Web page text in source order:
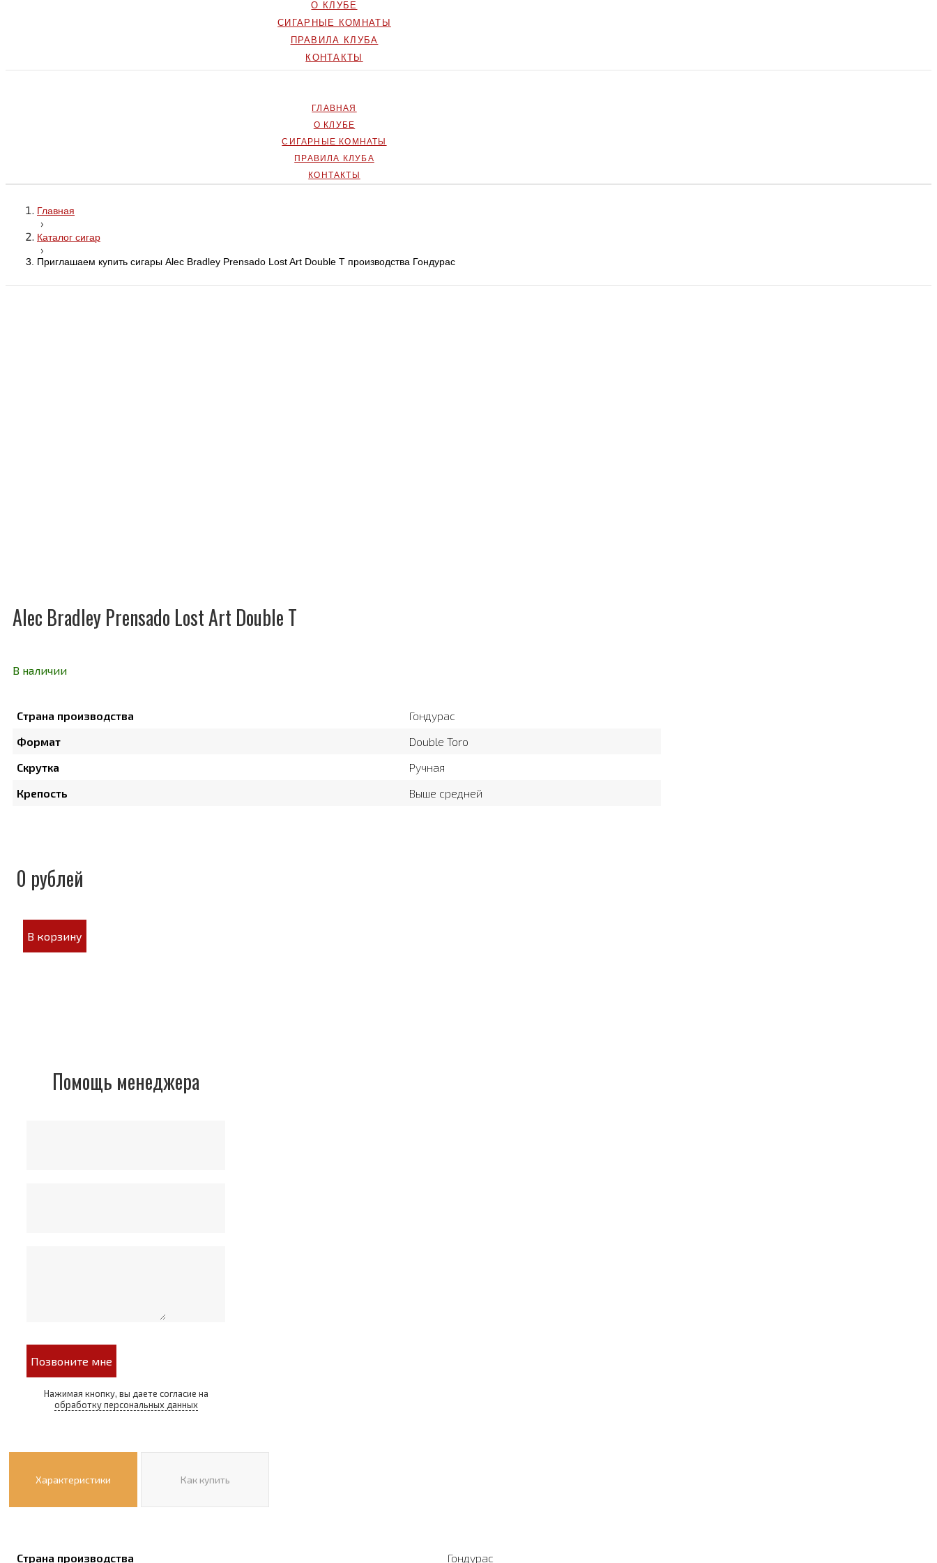
О КЛУБЕ
СИГАРНЫЕ КОМНАТЫ
ПРАВИЛА КЛУБА
КОНТАКТЫ
ГЛАВНАЯ
О КЛУБЕ
СИГАРНЫЕ КОМНАТЫ
ПРАВИЛА КЛУБА
КОНТАКТЫ
Главная
›
Каталог сигар
›
Приглашаем купить сигары Alec Bradley Prensado Lost Art Double T производства Гондурас
Alec Bradley Prensado Lost Art Double T
В наличии
Страна производства
Гондурас
Формат
Double Toro
Скрутка
Ручная
Крепость
Выше средней
0 рублей
В корзину
Помощь менеджера
Позвоните мне
Нажимая кнопку, вы даете согласие на
обработку персональных данных
Характеристики Как купить
Страна производства Гондурас